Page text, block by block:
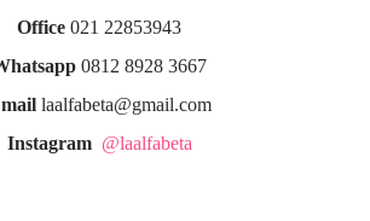
Office 021 22853943
Whatsapp 0812 8928 3667
Emaillaalfabeta@gmail.com
Instagram @laalfabeta